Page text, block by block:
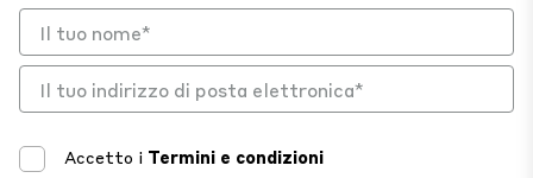
Accetto i Termini e condizioni